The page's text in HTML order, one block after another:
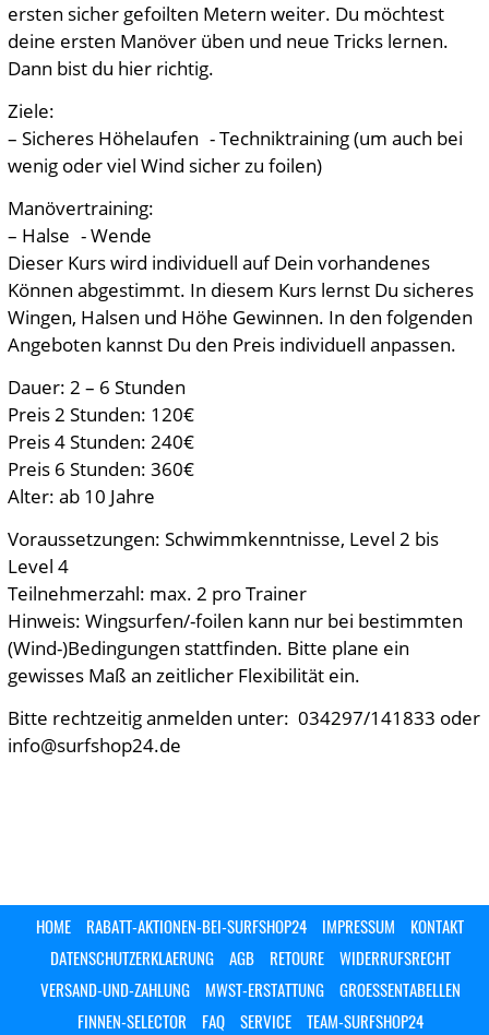
ersten sicher gefoilten Metern weiter. Du möchtest
deine ersten Manöver üben und neue Tricks lernen.
Dann bist du hier richtig.
Ziele:
– Sicheres Höhelaufen - Techniktraining (um auch bei
wenig oder viel Wind sicher zu foilen)
Manövertraining:
– Halse - Wende
Dieser Kurs wird individuell auf Dein vorhandenes
Können abgestimmt. In diesem Kurs lernst Du sicheres
Wingen, Halsen und Höhe Gewinnen. In den folgenden
Angeboten kannst Du den Preis individuell anpassen.
Dauer: 2 – 6 Stunden
Preis 2 Stunden: 120€
Preis 4 Stunden: 240€
Preis 6 Stunden: 360€
Alter: ab 10 Jahre
Voraussetzungen: Schwimmkenntnisse, Level 2 bis
Level 4
Teilnehmerzahl: max. 2 pro Trainer
Hinweis: Wingsurfen/-foilen kann nur bei bestimmten
(Wind-)Bedingungen stattfinden. Bitte plane ein
gewisses Maß an zeitlicher Flexibilität ein.
Bitte rechtzeitig anmelden unter: 034297/141833 oder
info@surfshop24.de
HOME RABATT-AKTIONEN-BEI-SURFSHOP24 IMPRESSUM
KONTAKT
DATENSCHUTZERKLAERUNG
AGB RETOURE
WIDERRUFSRECHT
VERSAND-UND-ZAHLUNG
MWST-ERSTATTUNG
GROESSENTABELLEN
FINNEN-SELECTOR
FAQ SERVICE TEAM-SURFSHOP24